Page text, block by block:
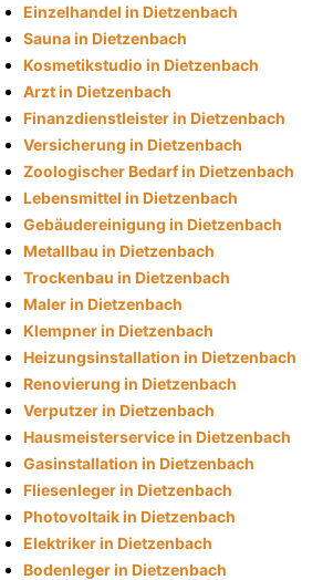
Einzelhandel in Dietzenbach
Sauna in Dietzenbach
Kosmetikstudio in Dietzenbach
Arzt in Dietzenbach
Finanzdienstleister in Dietzenbach
Versicherung in Dietzenbach
Zoologischer Bedarf in Dietzenbach
Lebensmittel in Dietzenbach
Gebäudereinigung in Dietzenbach
Metallbau in Dietzenbach
Trockenbau in Dietzenbach
Maler in Dietzenbach
Klempner in Dietzenbach
Heizungsinstallation in Dietzenbach
Renovierung in Dietzenbach
Verputzer in Dietzenbach
Hausmeisterservice in Dietzenbach
Gasinstallation in Dietzenbach
Fliesenleger in Dietzenbach
Photovoltaik in Dietzenbach
Elektriker in Dietzenbach
Bodenleger in Dietzenbach